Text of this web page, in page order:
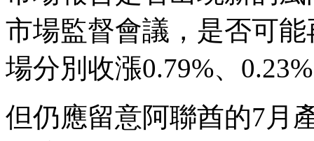
市場監督會議，是否可
場分別收漲0.79%、
但仍應留意阿聯酋的7月